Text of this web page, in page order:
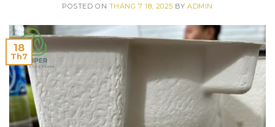
POSTED ON THÁNG 7 18, 2025 BY ADMIN
18
Th7